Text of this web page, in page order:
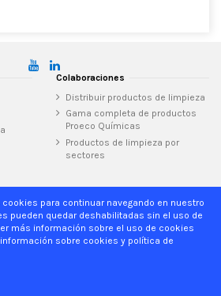
Colaboraciones
Distribuir productos de limpieza
Gama completa de productos
Proeco Químicas
Productos de limpieza por
sectores
para continuar navegando en nuestro
pueden quedar deshabilitadas sin el uso de
más información sobre el uso de cookies
sobre cookies y política de